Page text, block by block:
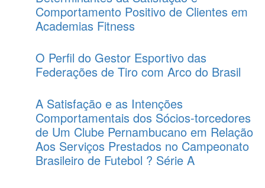
Comportamento Positivo de Clientes em
Academias Fitness
O Perfil do Gestor Esportivo das
Federações de Tiro com Arco do Brasil
A Satisfação e as Intenções
Comportamentais dos Sócios-torcedores
de Um Clube Pernambucano em Relação
Aos Serviços Prestados no Campeonato
Brasileiro de Futebol ? Série A